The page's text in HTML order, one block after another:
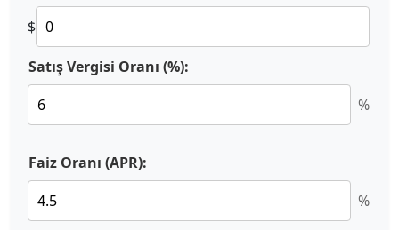
$
Satış Vergisi Oranı (%):
%
Faiz Oranı (APR):
%